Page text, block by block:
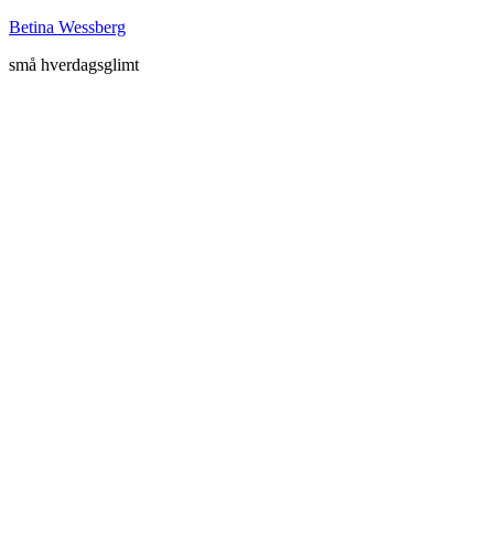
Betina Wessberg
små hverdagsglimt